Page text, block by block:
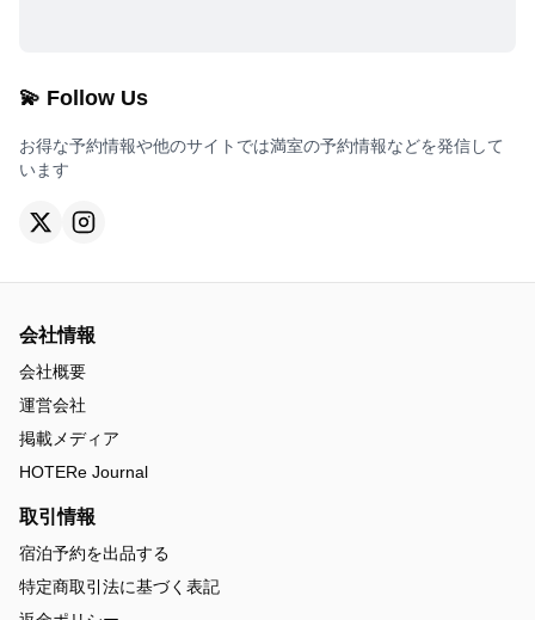
💫 Follow Us
お得な予約情報や他のサイトでは満室の予約情報などを発信して
います
会社情報
会社概要
運営会社
掲載メディア
HOTERe Journal
取引情報
宿泊予約を出品する
特定商取引法に基づく表記